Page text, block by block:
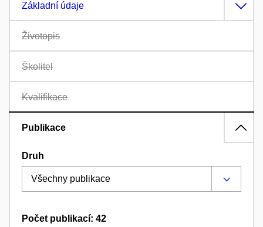
Základní údaje
Životopis
Školitel
Kvalifikace
Publikace
Druh
Počet publikací: 42